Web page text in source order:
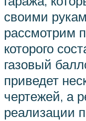
своими
рассмотрим
которого
газовый
приведет
чертежей, а
реализации